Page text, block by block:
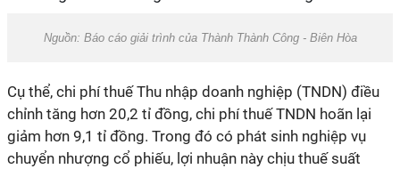
Nguồn: Báo cáo giải trình của Thành Thành Công - Biên Hòa
Cụ thể, chi phí thuế Thu nhập doanh nghiệp (TNDN) điều
chỉnh tăng hơn 20,2 tỉ đồng, chi phí thuế TNDN hoãn lại
giảm hơn 9,1 tỉ đồng. Trong đó có phát sinh nghiệp vụ
chuyển nhượng cổ phiếu, lợi nhuận này chịu thuế suất